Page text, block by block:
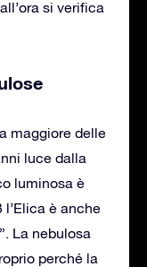
si verifica
maggiore delle
luce dalla
luminosa è
è anche
La nebulosa
perché la